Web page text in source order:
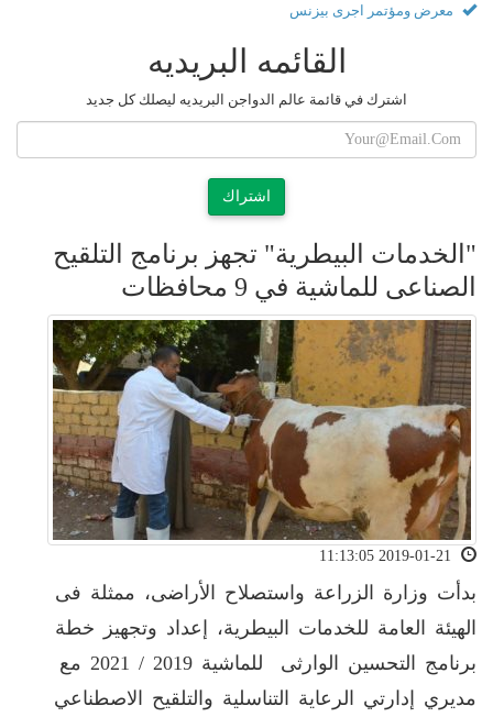
معرض ومؤتمر اجرى بيزنس
القائمه البريديه
اشترك في قائمة عالم الدواجن البريديه ليصلك كل جديد
اشتراك
"الخدمات البيطرية" تجهز برنامج التلقيح
الصناعى للماشية في 9 محافظات
بدأت وزارة الزراعة واستصلاح الأراضى، ممثلة فى
الهيئة العامة للخدمات البيطرية، إعداد وتجهيز خطة
برنامج التحسين الوارثى للماشية 2019 / 2021 مع
مديري إدارتي الرعاية التناسلية والتلقيح الاصطناعي